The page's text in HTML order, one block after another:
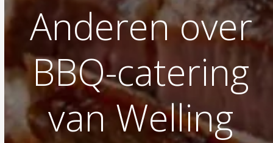
Anderen over
BBQ-catering
van Welling